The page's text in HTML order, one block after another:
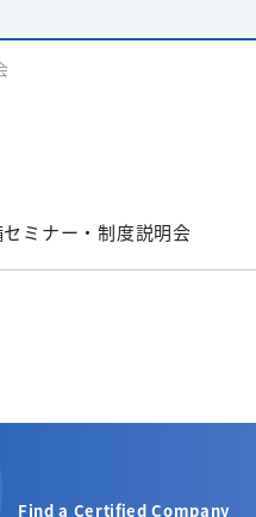
ミナー・制度説明会
Find a Certified Company